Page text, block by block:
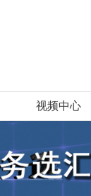
视频中心